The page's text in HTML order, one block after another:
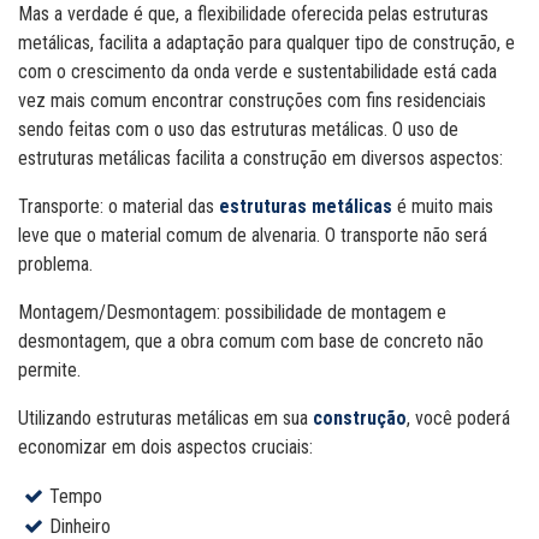
Mas a verdade é que, a flexibilidade oferecida pelas estruturas
metálicas, facilita a adaptação para qualquer tipo de construção, e
com o crescimento da onda verde e sustentabilidade está cada
vez mais comum encontrar construções com fins residenciais
sendo feitas com o uso das estruturas metálicas. O uso de
estruturas metálicas facilita a construção em diversos aspectos:
Transporte: o material das estruturas metálicas é muito mais
leve que o material comum de alvenaria. O transporte não será
problema.
Montagem/Desmontagem: possibilidade de montagem e
desmontagem, que a obra comum com base de concreto não
permite.
Utilizando estruturas metálicas em sua construção, você poderá
economizar em dois aspectos cruciais:
Tempo
Dinheiro